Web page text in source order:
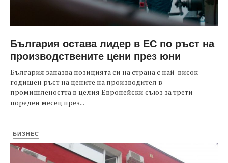
България остава лидер в ЕС по ръст на
производствените цени през юни
България запазва позицията си на страна с най-висок
годишен ръст на цените на производител в
промишлеността в целия Европейски съюз за трети
пореден месец през...
БИЗНЕС